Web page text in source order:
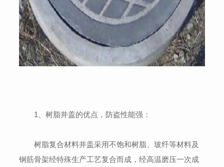
1、树脂井盖的优点，防盗性能强：
树脂复合材料井盖采用不饱和树脂、玻纤等材料及
钢筋骨架经特殊生产工艺复合而成，经高温磨压一次成